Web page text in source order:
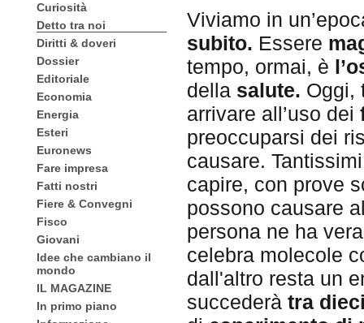
Curiosità
Detto tra noi
Diritti & doveri
Dossier
Editoriale
Economia
Energia
Esteri
Euronews
Fare impresa
Fatti nostri
Fiere & Convegni
Fisco
Giovani
Idee che cambiano il
mondo
IL MAGAZINE
In primo piano
Viviamo in
subito. Essere
tempo, ormai, è
della salute. Oggi,
arrivare all’uso dei
preoccuparsi dei
causare.
capire, con prove
possono causare
persona ne ha
celebra molecole
dall'altro resta un
succederà tra